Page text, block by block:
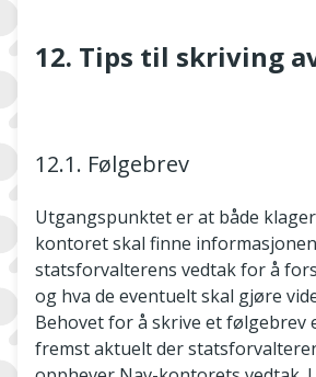
12. Tips til skriving
12.1. Følgebrev
Utgangspunktet er at både
kontoret skal finne
statsforvalterens vedtak for å
og hva de eventuelt skal gjøre
Behovet for å skrive et følgebrev
fremst aktuelt der